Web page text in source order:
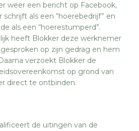
weer een bericht op Facebook,
als een “hoerebedrijf” en
als een “hoerestumperd”.
heeft Blokker deze werknemer
op zijn gedrag en hem
verzoekt Blokker de
op grond van
direct te ontbinden.
de uitingen van de